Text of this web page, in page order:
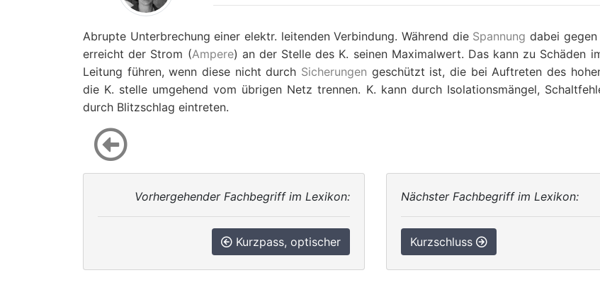
Abrupte Unterbrechung einer elektr. leitenden Verbindung. Während die Spannung dabei
erreicht der Strom (Ampere) an der Stelle des K. seinen Maximalwert. Das kann zu Schäden
Leitung führen, wenn diese nicht durch Sicherungen geschützt ist, die bei Auftreten des
die K. stelle umgehend vom übrigen Netz trennen. K. kann durch Isolationsmängel,
durch Blitzschlag eintreten.
Vorhergehender Fachbegriff im Lexikon:
Kurzpass, optischer
Nächster Fachbegriff im Lexikon:
Kurzschluss